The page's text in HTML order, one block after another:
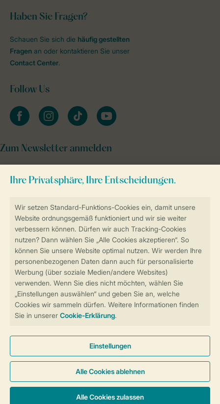
Sicherstellung Deiner Privatsphäre
Sicher und schnell zur Online-Buchung
Sichere Datenübertragung
Sicheres Bezahlen
Haben Sie Fragen?
Schauen Sie sich die häufig gestellten
Fragen an oder kontaktieren Sie unser
Contact Center.
Follow Us
facebookinstagramtiktok youtube
Zum Newsletter anmelden
Cookies und Banner
Barrierefreiheit
© 2026 Landal GreenParks GmbH